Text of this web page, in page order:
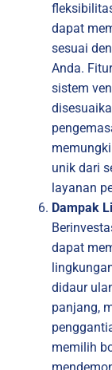
dapat
sesuai
Anda.
sistem
unik dari
layanan
Dampak
dapat
didaur
panjang,
memilih